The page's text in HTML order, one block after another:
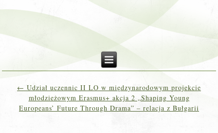
← Udział uczennic II LO w międzynarodowym projekcie
młodzieżowym Erasmus+ akcja 2 „Shaping Young
Europeans’ Future Through Drama” – relacja z Bułgarii